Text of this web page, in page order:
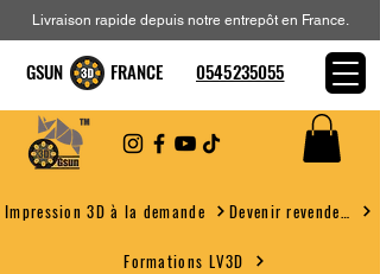
Impression 3D à la demande
Formations LV3D
Livraison rapide depuis notre entrepôt en France.
GSUN FRANCE 0545235055